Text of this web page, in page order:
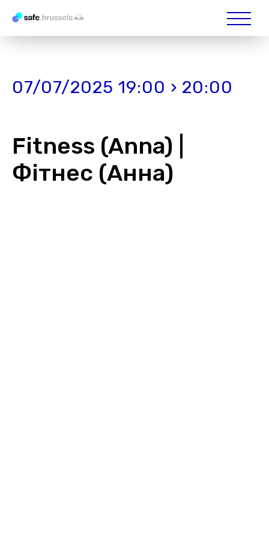
07/07/2025 19:00 › 20:00
Fitness (Anna) |
Фітнес (Анна)